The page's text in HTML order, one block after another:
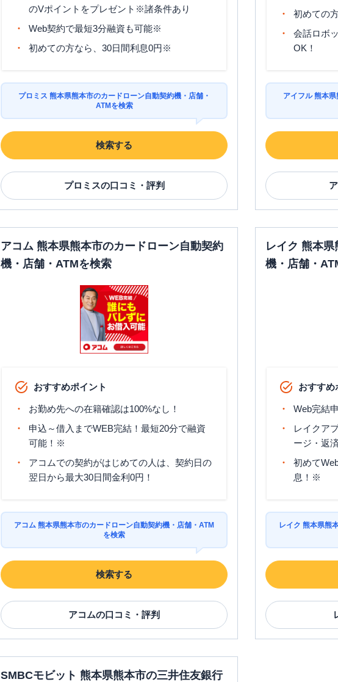
のVポイントをプレゼント※諸条件あり
Web契約で最短3分融資も可能※
初めての方なら、30日間利息0円※
プロミス 熊本県熊本市のカードローン自動契約機・店舗・
ATMを検索
検索する
プロミスの口コミ・評判
初めての
会話ロボ
OK！
アイフル 熊本
アコム 熊本県熊本市のカードローン自動契約
機・店舗・ATMを検索
おすすめポイント
お勤め先への在籍確認は100%なし！
申込～借入までWEB完結！最短20分で融資
可能！※
アコムでの契約がはじめての人は、契約日の
翌日から最大30日間金利0円！
アコム 熊本県熊本市のカードローン自動契約機・店舗・ATM
を検索
検索する
アコムの口コミ・評判
レイク 熊本
機・店舗・
おすすめ
Web完結
レイクア
ージ・返
初めて
息！※
レイク 熊本県熊
SMBCモビット 熊本県熊本市の三井住友銀行